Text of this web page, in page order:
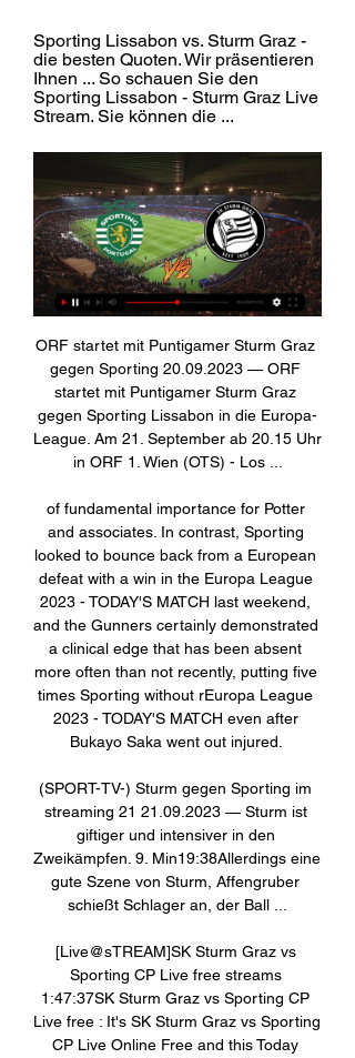
Sporting Lissabon vs. Sturm Graz -
die besten Quoten. Wir präsentieren
Ihnen ... So schauen Sie den
Sporting Lissabon - Sturm Graz Live
Stream. Sie können die ...
ORF startet mit Puntigamer Sturm Graz
gegen Sporting 20.09.2023 — ORF
startet mit Puntigamer Sturm Graz
gegen Sporting Lissabon in die Europa-
League. Am 21. September ab 20.15 Uhr
in ORF 1. Wien (OTS) - Los ...
of fundamental importance for Potter
and associates. In contrast, Sporting
looked to bounce back from a European
defeat with a win in the Europa League
2023 - TODAY'S MATCH last weekend,
and the Gunners certainly demonstrated
a clinical edge that has been absent
more often than not recently, putting five
times Sporting without rEuropa League
2023 - TODAY'S MATCH even after
Bukayo Saka went out injured.
(SPORT-TV-) Sturm gegen Sporting im
streaming 21 21.09.2023 — Sturm ist
giftiger und intensiver in den
Zweikämpfen. 9. Min19:38Allerdings eine
gute Szene von Sturm, Affengruber
schießt Schlager an, der Ball ...
[Live@sTREAM]SK Sturm Graz vs
Sporting CP Live free streams
1:47:37SK Sturm Graz vs Sporting CP
Live free : It's SK Sturm Graz vs Sporting
CP Live Online Free and this Today